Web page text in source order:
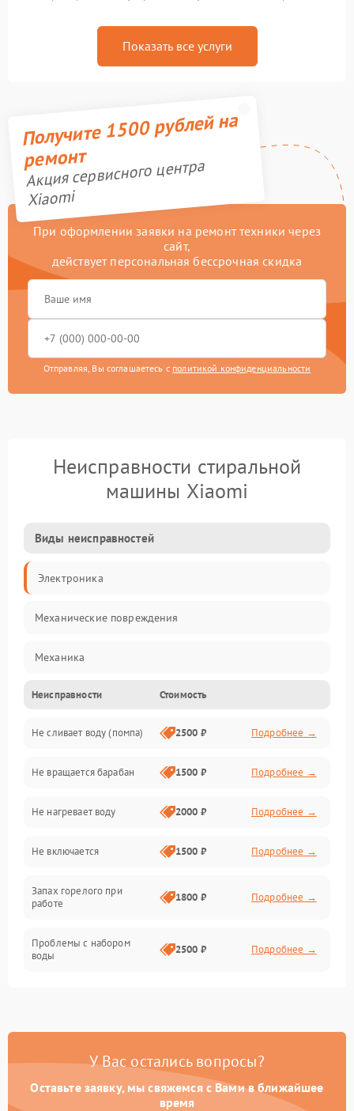
Показать все услуги
Получите 1500 рублей на
ремонт
Акция сервисного центра
Xiaomi
При оформлении заявки на ремонт техники через
сайт,
действует персональная бессрочная скидка
Отправляя, Вы соглашаетесь с политикой конфиденциальности
Неисправности стиральной
машины Xiaomi
Виды неисправностей
Электроника
Механические повреждения
Механика
Электропитание
Водоснабжение
Слив
Программное обеспечение
Неисправности Стоимость
Не сливает воду (помпа) 2500 ₽ Подробнее →
Не вращается барабан 1500 ₽ Подробнее →
Не нагревает воду 2000 ₽ Подробнее →
Не включается 1500 ₽ Подробнее →
Запах горелого при
работе
1800 ₽ Подробнее →
Проблемы с набором
воды
2500 ₽ Подробнее →
Замена платы управления 2200 ₽ Подробнее →
У Вас остались вопросы?
Оставьте заявку, мы свяжемся с Вами в ближайшее
время